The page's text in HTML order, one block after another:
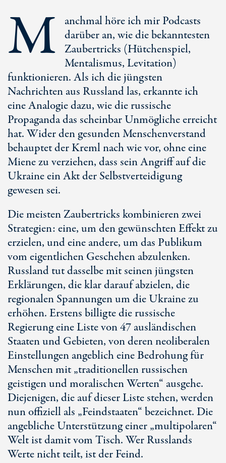
M anchmal höre ich mir Podcasts
darüber an, wie die bekanntesten
Zaubertricks (Hütchenspiel,
Mentalismus, Levitation)
funktionieren. Als ich die jüngsten
Nachrichten aus Russland las, erkannte ich
eine Analogie dazu, wie die russische
Propaganda das scheinbar Unmögliche erreicht
hat. Wider den gesunden Menschenverstand
behauptet der Kreml nach wie vor, ohne eine
Miene zu verziehen, dass sein Angriff auf die
Ukraine ein Akt der Selbstverteidigung
gewesen sei.
Die meisten Zaubertricks kombinieren zwei
Strategien: eine, um den gewünschten Effekt zu
erzielen, und eine andere, um das Publikum
vom eigentlichen Geschehen abzulenken.
Russland tut dasselbe mit seinen jüngsten
Erklärungen, die klar darauf abzielen, die
regionalen Spannungen um die Ukraine zu
erhöhen. Erstens billigte die russische
Regierung eine Liste von 47 ausländischen
Staaten und Gebieten, von deren neoliberalen
Einstellungen angeblich eine Bedrohung für
Menschen mit „traditionellen russischen
geistigen und moralischen Werten“ ausgehe.
Diejenigen, die auf dieser Liste stehen, werden
nun offiziell als „Feindstaaten“ bezeichnet. Die
angebliche Unterstützung einer „multipolaren“
Welt ist damit vom Tisch. Wer Russlands
Werte nicht teilt, ist der Feind.